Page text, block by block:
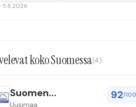
5.8.2026
koko Suomessa(4)
92/100
Suomen
Uusimaa